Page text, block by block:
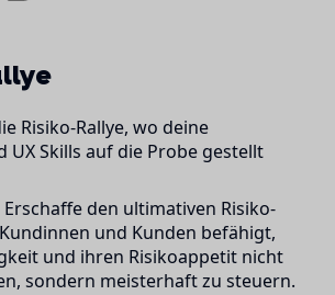
Risiko-Rallye, wo deine
UX Skills auf die Probe gestellt
den ultimativen Risiko-
und Kunden befähigt,
und ihren Risikoappetit nicht
sondern meisterhaft zu steuern.